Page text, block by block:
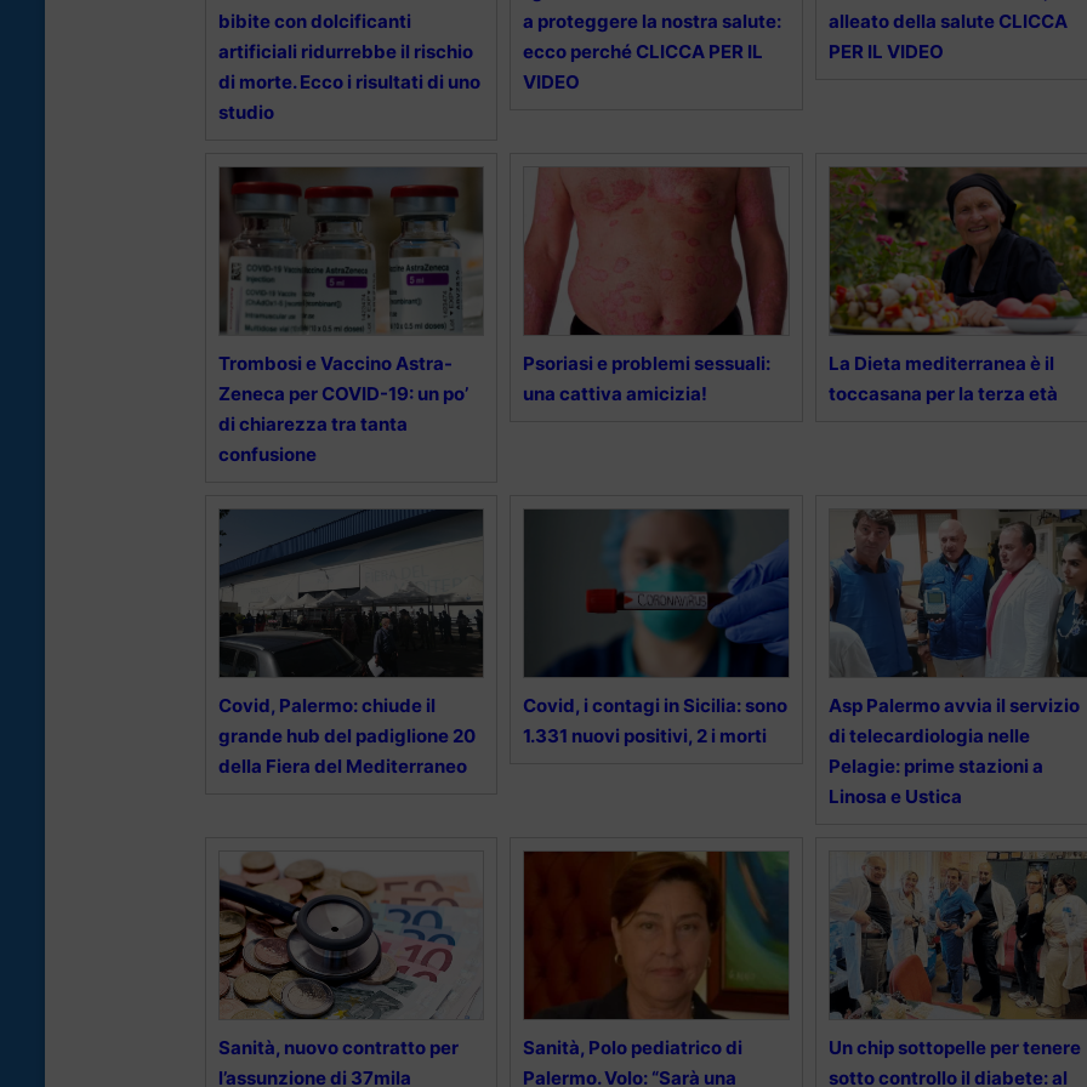
bibite con dolcificanti
artificiali ridurrebbe il rischio
di morte. Ecco i risultati di uno
studio
a proteggere la nostra salute:
ecco perché CLICCA PER IL
VIDEO
alleato della salute CLICCA
PER IL VIDEO
Trombosi e Vaccino Astra-
Zeneca per COVID-19: un po’
di chiarezza tra tanta
confusione
Psoriasi e problemi sessuali:
una cattiva amicizia!
La Dieta mediterranea è il
toccasana per la terza età
Covid, Palermo: chiude il
grande hub del padiglione 20
della Fiera del Mediterraneo
Covid, i contagi in Sicilia: sono
1.331 nuovi positivi, 2 i morti
Asp Palermo avvia il servizio
di telecardiologia nelle
Pelagie: prime stazioni a
Linosa e Ustica
Sanità, nuovo contratto per
l’assunzione di 37mila
Sanità, Polo pediatrico di
Palermo. Volo: “Sarà una
Un chip sottopelle per tenere
sotto controllo il diabete: al